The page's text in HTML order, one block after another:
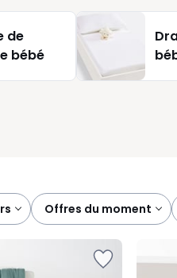
de chaleur se fait
: la douceur au
trouvent naturellement
petite touche qui rassure,
de
bébé
offres du moment